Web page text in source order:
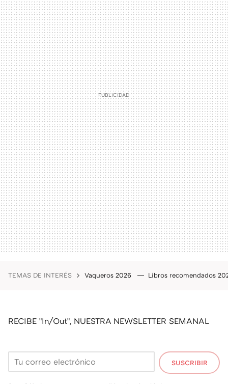
TEMAS DE INTERÉS Vaqueros 2026 Libros recomendados
RECIBE "In/Out", NUESTRA NEWSLETTER SEMANAL
SUSCRIBIR